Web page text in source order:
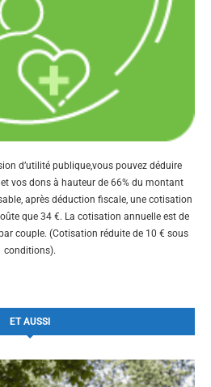
d’utilité publique,vous pouvez déduire
vos dons à hauteur de 66% du montant
après déduction fiscale, une cotisation
que 34 €. La cotisation annuelle est de
couple. (Cotisation réduite de 10 € sous
conditions).
ET AUSSI